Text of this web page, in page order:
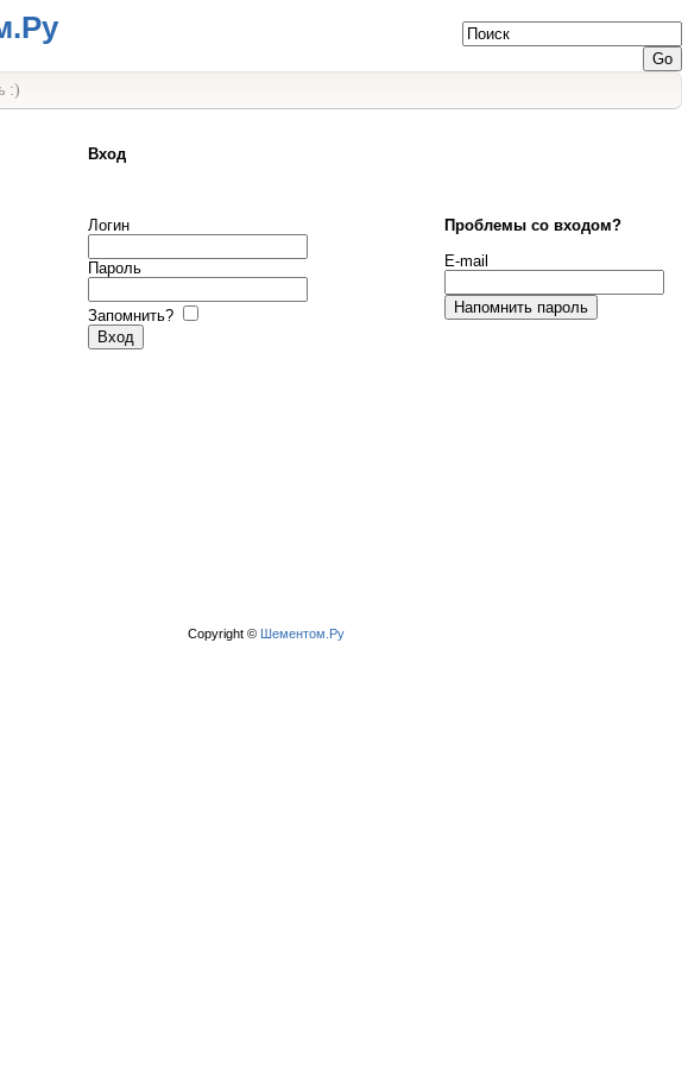
:)
Вход
Логин
Пароль
Запомнить?
Проблемы со входом?
E-mail
Copyright © Шементом.Ру